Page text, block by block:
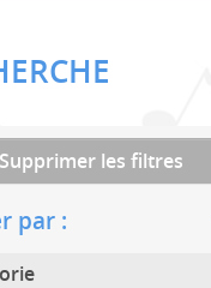
Supprimer les filtres
par :